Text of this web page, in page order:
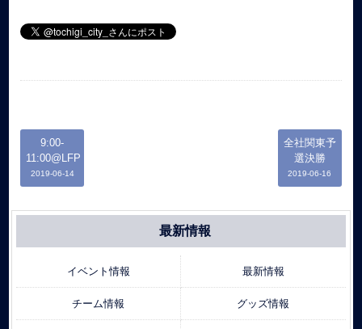
9:00-
11:00@LFP
2019-06-14
全社関東予
選決勝
2019-06-16
最新情報
イベント情報 最新情報
チーム情報 グッズ情報